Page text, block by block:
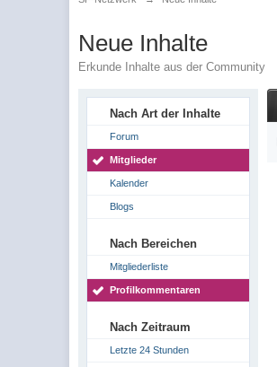
Neue Inhalte
Erkunde Inhalte aus der Community
Nach Art der Inhalte
Forum
Mitglieder
Kalender
Blogs
Nach Bereichen
Mitgliederliste
Profilkommentaren
Nach Zeitraum
Letzte 24 Stunden